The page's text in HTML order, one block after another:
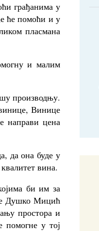
грађанима у
ће помоћи и у
пласмана
и малим
производњу.
Винице
направи цена
да она буде у
вина.
би им за
Душко Мицић
простора и
помогне у тој